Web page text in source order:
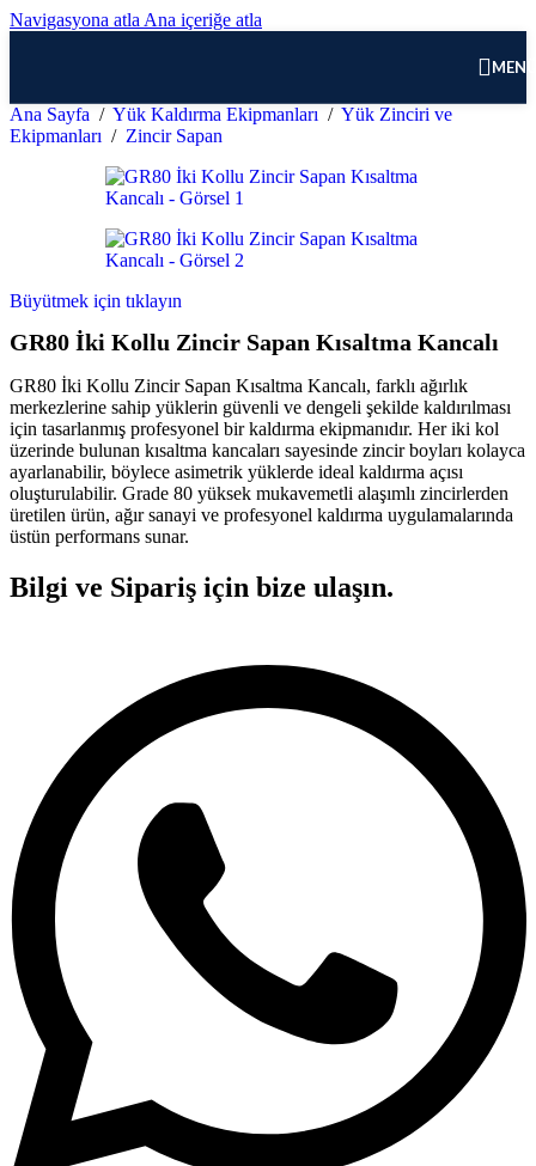
Navigasyona atla Ana içeriğe atla
Ana Sayfa / Yük Kaldırma Ekipmanları / Yük Zinciri ve
Ekipmanları / Zincir Sapan
Büyütmek için tıklayın
GR80 İki Kollu Zincir Sapan Kısaltma Kancalı
GR80 İki Kollu Zincir Sapan Kısaltma Kancalı, farklı ağırlık
merkezlerine sahip yüklerin güvenli ve dengeli şekilde kaldırılması
için tasarlanmış profesyonel bir kaldırma ekipmanıdır. Her iki kol
üzerinde bulunan kısaltma kancaları sayesinde zincir boyları kolayca
ayarlanabilir, böylece asimetrik yüklerde ideal kaldırma açısı
oluşturulabilir. Grade 80 yüksek mukavemetli alaşımlı zincirlerden
üretilen ürün, ağır sanayi ve profesyonel kaldırma uygulamalarında
üstün performans sunar.
Bilgi ve Sipariş için bize ulaşın.